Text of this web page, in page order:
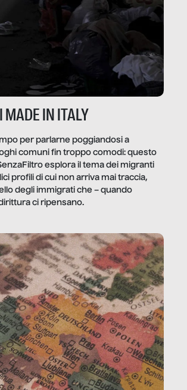
IN ITALY
per parlarne poggiandosi a
comuni fin troppo comodi: questo
esplora il tema dei migranti
profili di cui non arriva mai traccia,
degli immigrati che – quando
ci ripensano.